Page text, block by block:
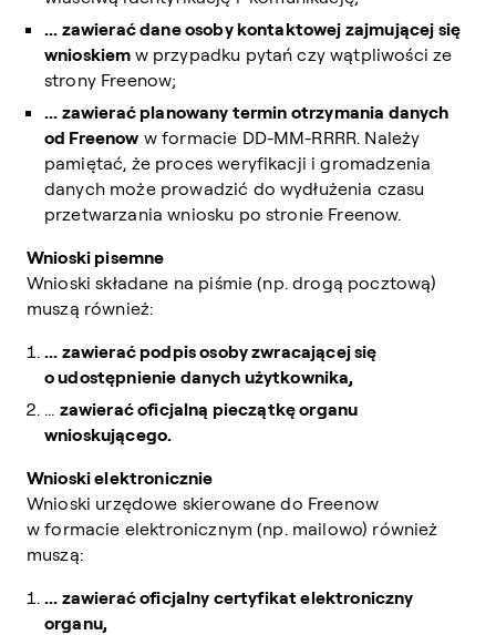
... zawierać dane osoby kontaktowej zajmującej się
wnioskiem w przypadku pytań czy wątpliwości ze
strony Freenow;
... zawierać planowany termin otrzymania danych
od Freenow w formacie DD-MM-RRRR. Należy
pamiętać, że proces weryfikacji i gromadzenia
danych może prowadzić do wydłużenia czasu
przetwarzania wniosku po stronie Freenow.
Wnioski pisemne
Wnioski składane na piśmie (np. drogą pocztową)
muszą również:
... zawierać podpis osoby zwracającej się
o udostępnienie danych użytkownika,
... zawierać oficjalną pieczątkę organu
wnioskującego.
Wnioski elektronicznie
Wnioski urzędowe skierowane do Freenow
w formacie elektronicznym (np. mailowo) również
muszą:
... zawierać oficjalny certyfikat elektroniczny
organu,